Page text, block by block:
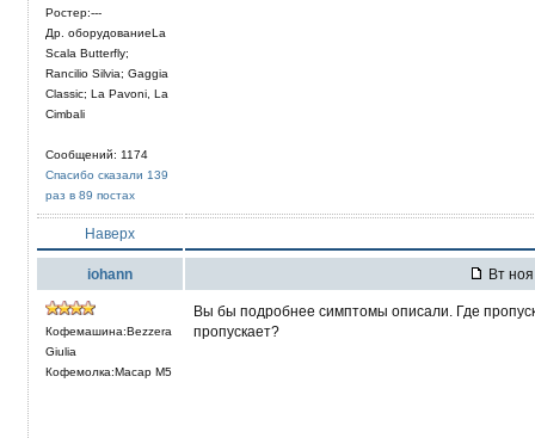
Ростер:---
Др. оборудованиеLa
Scala Butterfly;
Rancilio Silvia; Gaggia
Classic; La Pavoni, La
Cimbali
Сообщений: 1174
Спасибо сказали 139
раз в 89 постах
Наверх
iohann Вт
Кофемашина:Bezzera
Giulia
Кофемолка:Macap M5
Вы бы подробнее симптомы описали. Где
пропускает?